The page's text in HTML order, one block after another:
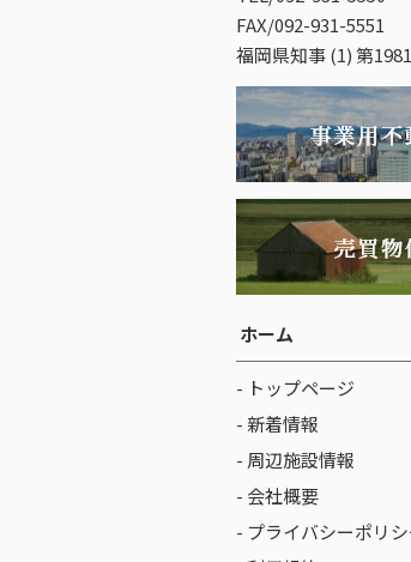
FAX/092-931-5551
福岡県知事 (1) 第
ホーム
- トップページ
- 新着情報
- 周辺施設情報
- 会社概要
- プライバシーポリシ